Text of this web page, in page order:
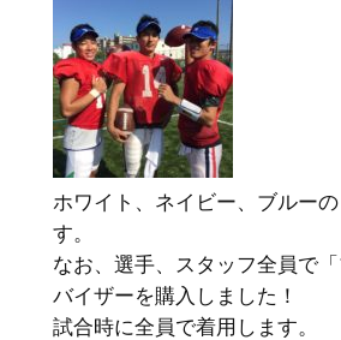
ホワイト、ネイビー、ブルー
す。
なお、選手、スタッフ全員で
バイザーを購入しました！
試合時に全員で着用します。